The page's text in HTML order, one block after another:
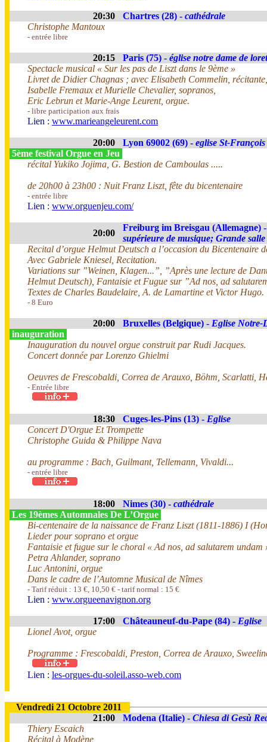
20:30 Chartres (28) - cathédrale
Christophe Mantoux
- entrée libre
20:15 Paris (75) - église notre dame de
Spectacle musical « Sur les pas de Liszt dans le 9ème »
Livret de Didier Chagnas ; avec Elisabeth Commelin,
Isabelle Fremaux et Murielle Chevalier, sopranos,
Eric Lebrun et Marie-Ange Leurent, orgue.
- libre participation aux frais
Lien : www.marieangeleurent.com
20:00 Lyon 69002 (69) - eglise St-François
5ème festival Orgue en Jeu
récital Yukiko Jojima, G. Bestion de Camboulas .....
de 20h00 à 23h00 : Nuit Franz Liszt, fête du bicentenaire
- entrée libre
Lien : www.orguenjeu.com/
20:00
Freiburg im Breisgau (Allemagne)
supérieure de musique; Grande
Recital d’orgue Helmut Deutsch a l’occasion du Bicentenaire
Avec Gabriele Kniesel, Recitation.
Variations sur ”Weinen, Klagen...”, ”Après une lecture de
Helmut Deutsch), Fantaisie et Fugue sur ”Ad nos, ad
Textes de Charles Baudelaire, A. de Lamartine et Victor Hugo.
- 8 Euro
20:00 Bruxelles (Belgique) - Eglise Notre-
inauguration
Inauguration du nouvel orgue construit par Rudi Jacques.
Concert donnée par Lorenzo Ghielmi
Oeuvres de Frescobaldi, Correa de Arauxo, Böhm, Scarlatti,
- Entrée libre
18:30 Cuges-les-Pins (13) - Eglise
Concert D'Orgue Et Trompette
Christophe Guida & Philippe Nava
au programme : Bach, Guilmant, Tellemann, Vivaldi...
- entrée libre
18:00 Nimes (30) - cathédrale
Les 19èmes Automnales De L’Orgue
Bi-centenaire de la naissance de Franz Liszt (1811-1886) I
Lieder pour soprano et orgue
Fantaisie et fugue sur le choral « Ad nos, ad salutarem undam
Petra Ahlander, soprano
Luc Antonini, orgue
Dans le cadre de l’Automne Musical de Nîmes
- Tarif réduit : 13 €, 10,50 € - tarif normal : 15 €
Lien : www.orgueenavignon.org
17:00 Châteauneuf-du-Pape (84) - Eglise
Lionel Avot, orgue
Programme : Frescobaldi, Preston, Correa de Arauxo,
Lien : les-orgues-du-soleil.asso-web.com
Vendredi 21 Octobre 2011
21:00
Modena (Italie) - Chiesa di Gesù
Thiery Escaich
Récital à Modène